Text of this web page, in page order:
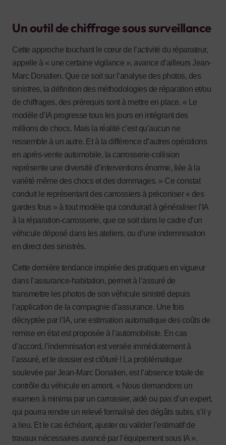
Un outil de chiffrage sous surveillance
Cette approche touchant le cœur de l’activité du réparateur,
appelle à « une certaine vigilance », avance d’ailleurs Jean-
Marc Donatien. Que ce soit sur l’analyse des photos, des
sinistres, la définition des méthodologies de réparation et/ou
de chiffrages, des prérequis sont à mettre en place. « Le
modèle d’IA progresse tous les jours en intégrant des
millions de chocs. Mais la réalité c’est qu’aucun ne
ressemble à un autre. Et à la différence d’autres opérations
en après-vente automobile, la carrosserie-collision
représente une diversité d’interventions énorme, liée à la
variété même des chocs et des dommages. » Ce constat
conduit le représentant des carrossiers à préconiser « des
gardes fous » à tout modèle qui conduirait à généraliser l’IA
à la réparation-carrosserie, que ce soit dans le cadre d’un
véhicule déposé dans les ateliers, ou d’une indemnisation
en direct des sinistrés.
Cette dernière tendance inspirée des pratiques en vigueur
dans l’assurance-habitation, permet à l’assuré de
transmettre les photos de son véhicule sinistré depuis
l’application de la compagnie d’assurance. Une fois
décryptée par l’IA, une estimation automatique des coûts de
remise en état est proposée à l’automobiliste. En cas
d’accord, l’indemnisation est versée immédiatement à
l’assuré, et le dossier est clôturé ! La problématique
soulevée par Jean-Marc Donatien, est l’absence totale de
contrôle du véhicule en amont. « Nous demandons un
examen à minima par un carrossier, aidé ou pas d’un expert,
qui pourra rendre un relevé formalisé des dégâts subis, s’il y
a lieu. Et le cas échéant, ajuster ou valider l’estimatif de
travaux nécessaires avancé par l’équipement sous IA ».